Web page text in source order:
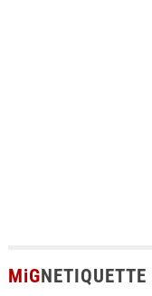
MiGNETIQUETTE